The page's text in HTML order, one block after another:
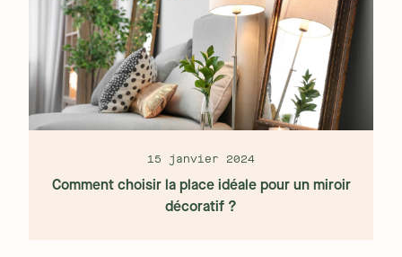
15 janvier 2024
Comment choisir la place idéale pour un miroir
décoratif ?